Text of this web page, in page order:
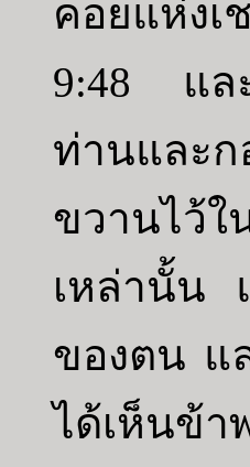
คอยแห่งเ
9:48 แล
ท่านและ
ขวานไว้ใ
เหล่านั้น
ของตน แ
ได้เห็นข้